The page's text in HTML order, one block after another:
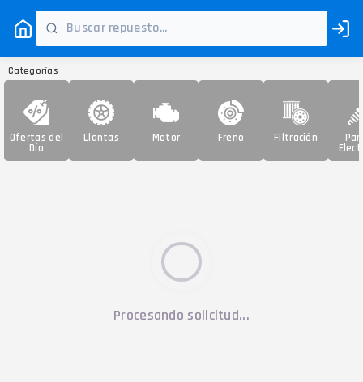
Categorías
Ofertas del
Día
Llantas Motor Freno Filtración
Procesando solicitud...